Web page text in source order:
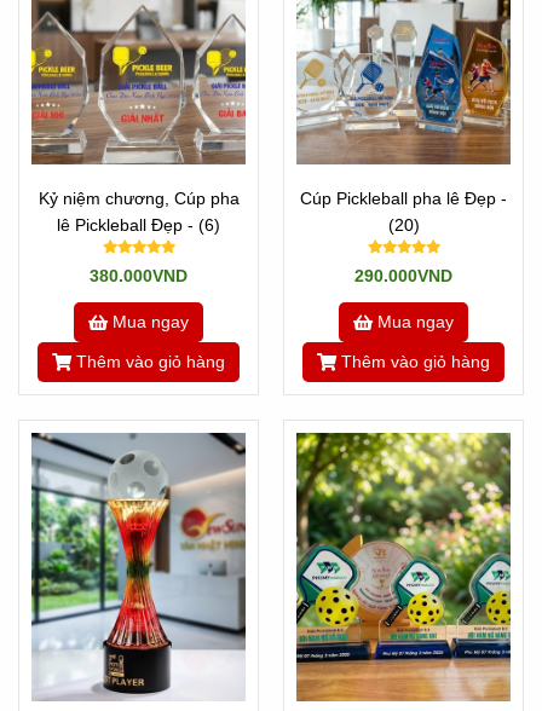
Kỷ niệm chương, Cúp pha
lê Pickleball Đẹp - (6)
380.000VND
Mua ngay
Thêm vào giỏ hàng
Cúp Pickleball pha lê Đẹp -
(20)
290.000VND
Mua ngay
Thêm vào giỏ hàng